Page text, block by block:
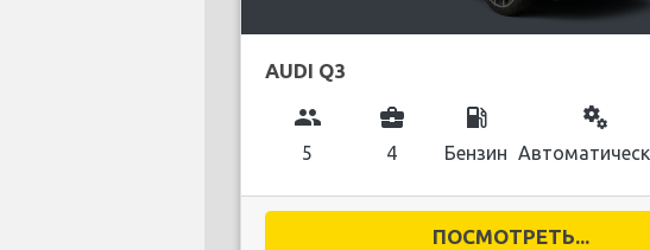
AUDI Q3
group
5
business_center
4
local_gas_station
Бензин
miscellaneous_services
ПОСМОТРЕТЬ...